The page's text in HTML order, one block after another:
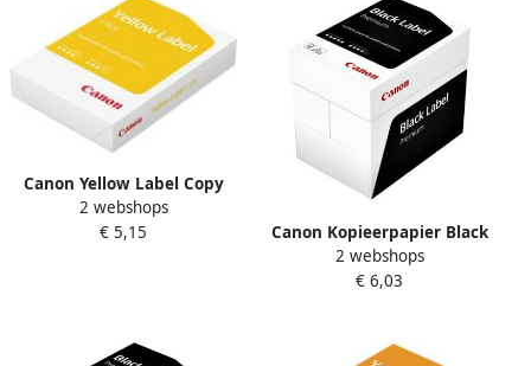
Canon Yellow Label Copy
kopieerpapier ft A4 80 g
pak van 500 vel
2 webshops
€ 5,15
Canon Kopieerpapier Black
Label Premium A4 75gr wit
500 vel
2 webshops
€ 6,03